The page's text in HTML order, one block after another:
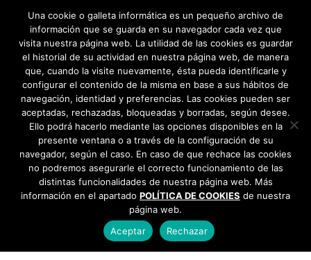
como SOLICITUD DE AYUDAS →
Una cookie o galleta informática es un pequeño archivo de
información que se guarda en su navegador cada vez que
visita nuestra página web. La utilidad de las cookies es guardar
el historial de su actividad en nuestra página web, de manera
que, cuando la visite nuevamente, ésta pueda identificarle y
configurar el contenido de la misma en base a sus hábitos de
navegación, identidad y preferencias. Las cookies pueden ser
aceptadas, rechazadas, bloqueadas y borradas, según desee.
Ello podrá hacerlo mediante las opciones disponibles en la
presente ventana o a través de la configuración de su
navegador, según el caso. En caso de que rechace las cookies
no podremos asegurarle el correcto funcionamiento de las
distintas funcionalidades de nuestra página web. Más
información en el apartado POLÍTICA DE COOKIES de nuestra
página web.
Aceptar
Rechazar